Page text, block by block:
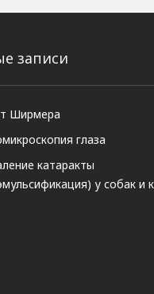
записи
Ширмера
глаза
катаракты
у собак и